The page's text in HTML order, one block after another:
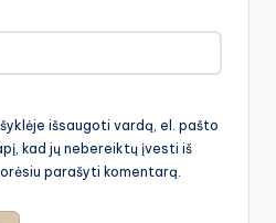
išsaugoti vardą, el. pašto
kad jų nebereiktų įvesti iš
parašyti komentarą.